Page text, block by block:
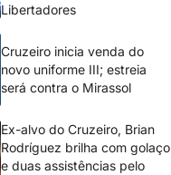
Libertadores
Cruzeiro inicia venda do
novo uniforme III; estreia
será contra o Mirassol
Ex-alvo do Cruzeiro, Brian
Rodríguez brilha com golaço
e duas assistências pelo